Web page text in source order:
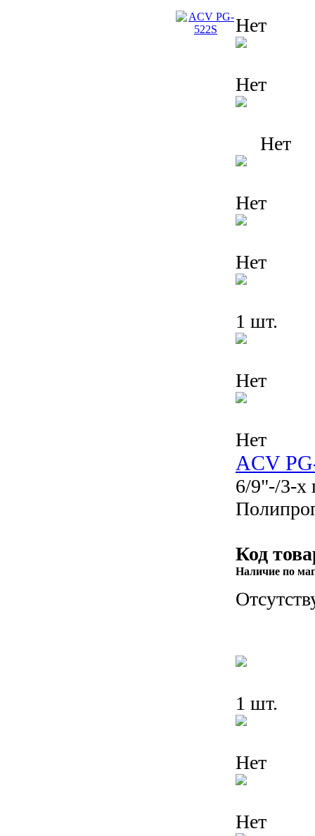
Нет
Нет
Нет
Нет
Нет
1 шт.
Нет
Нет
ACV
6/9"-/3-х
Код
Наличие по
1 шт.
Нет
Нет